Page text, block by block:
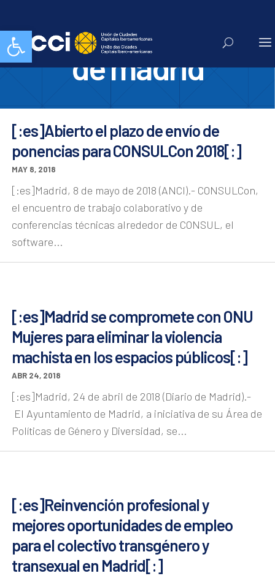
Abrir barra de herramientas
ayuntamiento
de madrid
[:es]Abierto el plazo de envío de
ponencias para CONSULCon 2018[:]
MAY 8, 2018
[:es]Madrid, 8 de mayo de 2018 (ANCI).- CONSULCon,
el encuentro de trabajo colaborativo y de
conferencias técnicas alrededor de CONSUL, el
software...
[:es]Madrid se compromete con ONU
Mujeres para eliminar la violencia
machista en los espacios públicos[:]
ABR 24, 2018
[:es]Madrid, 24 de abril de 2018 (Diario de Madrid).-
El Ayuntamiento de Madrid, a iniciativa de su Área de
Políticas de Género y Diversidad, se...
[:es]Reinvención profesional y
mejores oportunidades de empleo
para el colectivo transgénero y
transexual en Madrid[:]